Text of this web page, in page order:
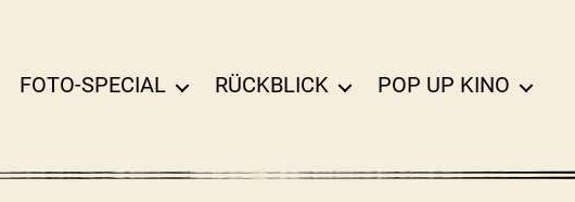
FOTO-SPECIAL RÜCKBLICK POP UP KINO